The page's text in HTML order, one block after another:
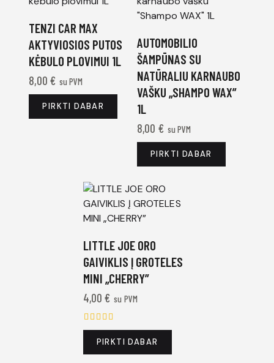
TENZI CAR MAX
AKTYVIOSIOS PUTOS
KĖBULO PLOVIMUI 1L
8,00 € su PVM
PIRKTI DABAR
AUTOMOBILIO
ŠAMPŪNAS SU
NATŪRALIU KARNAUBO
VAŠKU „SHAMPO WAX”
1L
8,00 € su PVM
PIRKTI DABAR
LITTLE JOE ORO
GAIVIKLIS Į GROTELES
MINI „CHERRY”
4,00€ su PVM
Įvertinim
PIRKTI DABAR